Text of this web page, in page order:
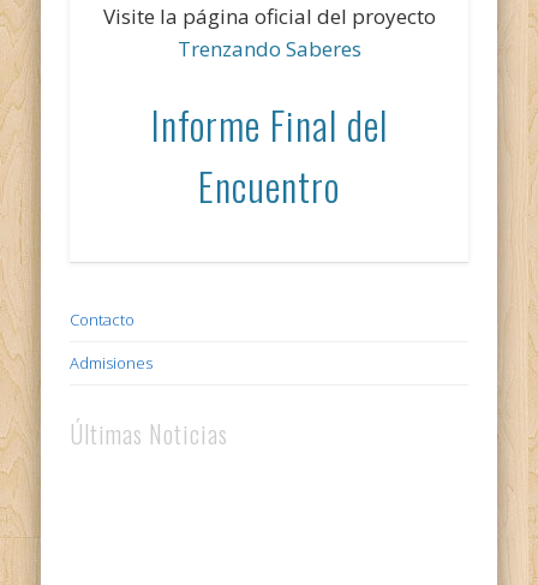
Visite la página oficial del proyecto
Trenzando Saberes
Informe Final del
Encuentro
Contacto
Admisiones
Últimas Noticias